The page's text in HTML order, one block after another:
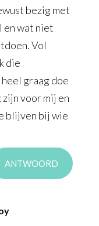
bezig met
en wat niet
Vol
die
graag doe
voor mij en
blijven bij wie
ANTWOORD